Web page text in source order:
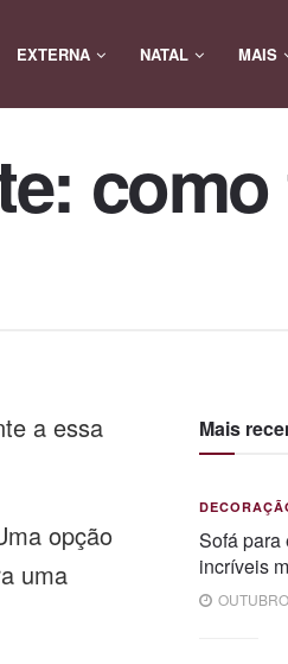
EXTERNA NATAL MAIS
como
a essa
opção
uma
Mais
Sofá para
incríveis